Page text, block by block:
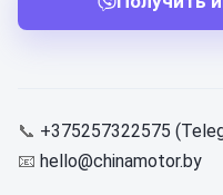
📞 +375257322575
📧 hello@chinamotor.by